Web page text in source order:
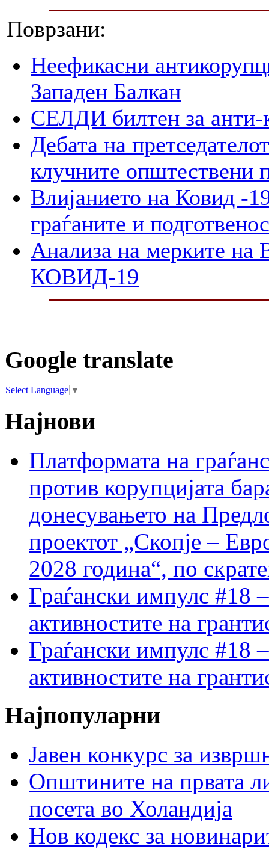
Поврзани:
Неефикасни
Западен Балкан
СЕЛДИ билтен за анти-
Дебата на
клучните општествени
Влијанието на Ковид -
граѓаните и
Анализа на мерките на
КОВИД-19
Google translate
Select Language ▼
Најнови
Платформата на
против корупцијата
донесувањето на
проектот „Скопје –
2028 година“, по
Граѓански импулс #18
активностите на
Граѓански импулс #18
активностите на
Најпопуларни
Јавен конкурс за
Општините на првата
посета во Холандија
Нов кодекс за